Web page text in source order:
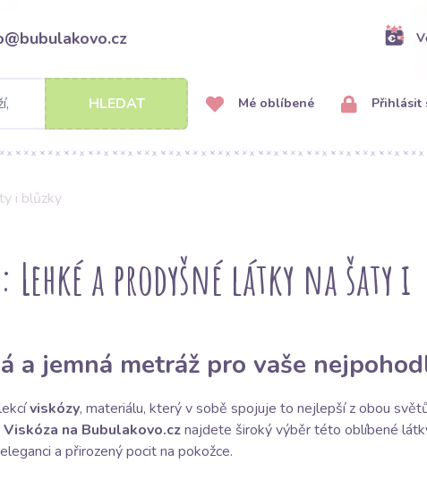
HLEDAT Mé oblíbené Přihlásit
i blůzky
Lehké a prodyšné látky na šaty i
a jemná metráž pro vaše
viskózy, materiálu, který v sobě spojuje to nejlepší z obou
Viskóza na Bubulakovo.cznajdete široký výběr této oblíbené
a přirozený pocit na pokožce.